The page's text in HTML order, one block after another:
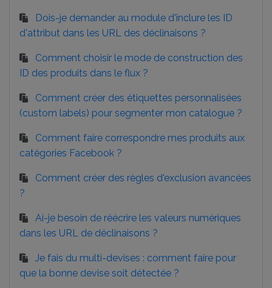
Dois-je demander au module d'inclure les ID
d'attribut dans les URL des déclinaisons ?
Comment choisir le mode de construction des
ID des produits dans le flux ?
Comment créer des étiquettes personnalisées
(custom labels) pour segmenter mon catalogue ?
Comment faire correspondre mes produits aux
catégories Facebook ?
Comment créer des règles d'exclusion avancées
?
Ai-je besoin de réécrire les valeurs numériques
dans les URL de déclinaisons ?
Je fais du multi-devises : comment faire pour
que la bonne devise soit détectée ?